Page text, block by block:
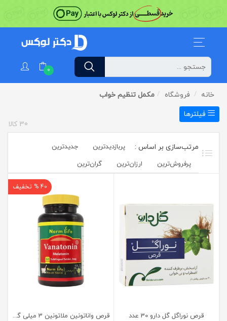
0
خانه فروشگاه
مکمل تنظیم خواب
فیلترها
30 کالا
پربازدیدترین
جدیدترین
پرفروش‌ترین‌
ارزان‌ترین گران‌ترین
قرص نوراگل گل دارو 30 عدد
40 % تخفیف
قرص واناتونین ملاتونین 3 میلی گرم نورم لایف 60 عدد